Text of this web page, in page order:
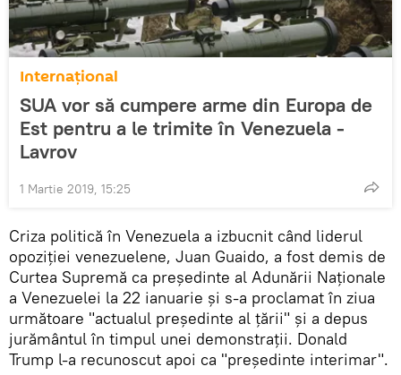
Internaţional
SUA vor să cumpere arme din Europa de
Est pentru a le trimite în Venezuela -
Lavrov
1 Martie 2019, 15:25
Criza politică în Venezuela a izbucnit când liderul
opoziţiei venezuelene, Juan Guaido, a fost demis de
Curtea Supremă ca președinte al Adunării Naționale
a Venezuelei la 22 ianuarie şi s-a proclamat în ziua
următoare "actualul președinte al țării" şi a depus
jurământul în timpul unei demonstrații. Donald
Trump l-a recunoscut apoi ca "președinte interimar".